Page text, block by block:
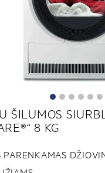
ŠILUMOS
8 KG
PARENKAMAS